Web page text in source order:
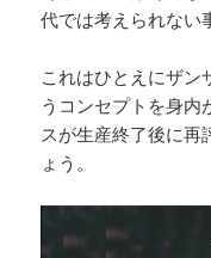
代では考えられない
これはひとえにザン
うコンセプトを身内
スが生産終了後に再
ょう。